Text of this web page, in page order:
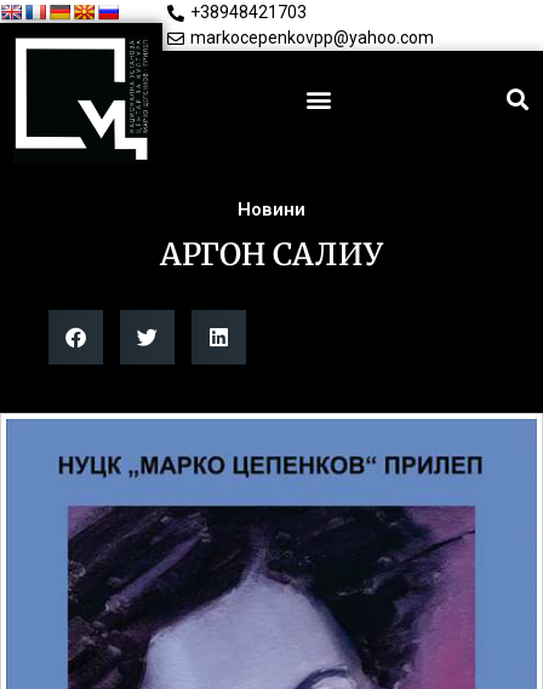
+38948421703
markocepenkovpp@yahoo.com
Новини
АРГОН САЛИУ